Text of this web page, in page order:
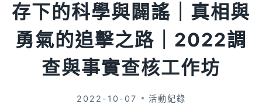
存下的科學與闢謠｜真相與
勇氣的追擊之路｜2022調
查與事實查核工作坊
2022-10-07 活動紀錄